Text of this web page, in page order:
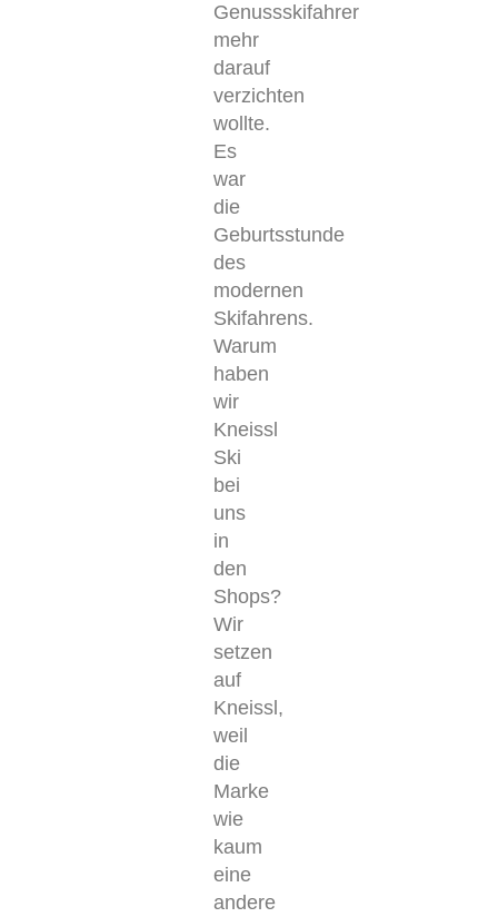
Genussskifahrer
mehr
darauf
verzichten
wollte.
Es
war
die
Geburtsstunde
des
modernen
Skifahrens.
Warum
haben
wir
Kneissl
Ski
bei
uns
in
den
Shops?
Wir
setzen
auf
Kneissl,
weil
die
Marke
wie
kaum
eine
andere